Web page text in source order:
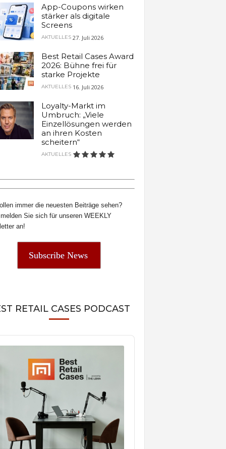
App-Coupons wirken
stärker als digitale
Screens
AKTUELLES 27. Juli 2026
Best Retail Cases Award
2026: Bühne frei für
starke Projekte
AKTUELLES 16. Juli 2026
Loyalty-Markt im
Umbruch: „Viele
Einzellösungen werden
an ihren Kosten
scheitern“
AKTUELLES
immer die neuesten Beiträge sehen?
melden Sie sich für unseren WEEKLY
an!
Subscribe News
RETAIL CASES PODCAST